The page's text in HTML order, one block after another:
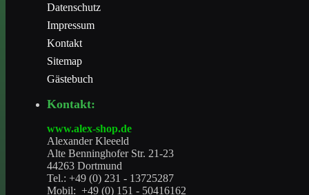
Datenschutz
Impressum
Kontakt
Sitemap
Gästebuch
Kontakt:
www.alex-shop.de
Alexander Kleeeld
Alte Benninghofer Str. 21-23
44263 Dortmund
Tel.: +49 (0) 231 - 13725287
Mobil: +49 (0) 151 - 50416162